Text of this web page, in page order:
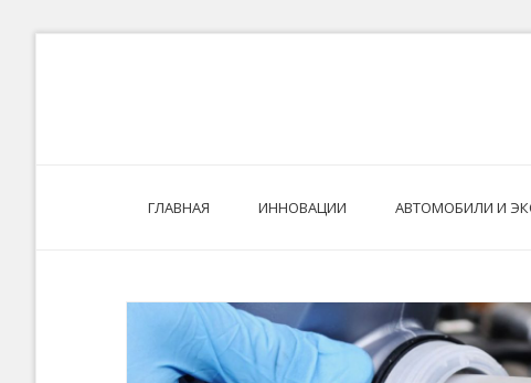
ГЛАВНАЯ ИННОВАЦИИ АВТОМОБИЛИ И